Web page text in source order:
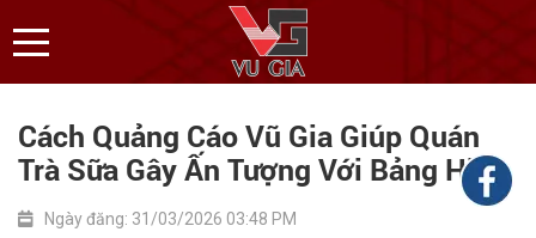
Cách Quảng Cáo Vũ Gia Giúp Quán
Trà Sữa Gây Ấn Tượng Với Bảng Hiệu
Ngày đăng: 31/03/2026 03:48 PM